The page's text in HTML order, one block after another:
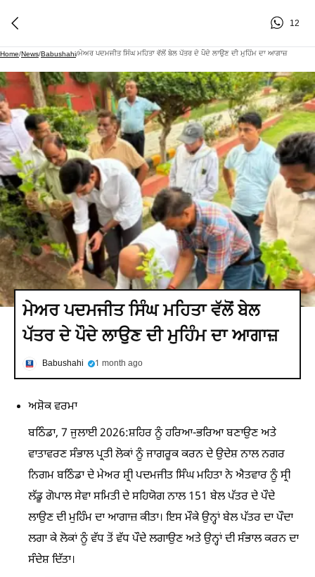
12
Home/News/Babushahi/ਮੇਅਰ ਪਦਮਜੀਤ ਸਿੰਘ ਮਹਿਤਾ ਵੱਲੋਂ ਬੇਲ ਪੱਤਰ ਦੇ ਪੌਦੇ ਲਾਉਣ ਦੀ ਮੁਹਿੰਮ ਦਾ ਆਗਾਜ਼
ਮੇਅਰ ਪਦਮਜੀਤ ਸਿੰਘ ਮਹਿਤਾ ਵੱਲੋਂ ਬੇਲ
ਪੱਤਰ ਦੇ ਪੌਦੇ ਲਾਉਣ ਦੀ ਮੁਹਿੰਮ ਦਾ ਆਗਾਜ਼
Babushahi 1 month ago
ਅਸ਼ੋਕ ਵਰਮਾ
ਬਠਿੰਡਾ, 7 ਜੁਲਾਈ 2026:ਸ਼ਹਿਰ ਨੂੰ ਹਰਿਆ-ਭਰਿਆ ਬਣਾਉਣ ਅਤੇ
ਵਾਤਾਵਰਣ ਸੰਭਾਲ ਪ੍ਰਤੀ ਲੋਕਾਂ ਨੂੰ ਜਾਗਰੂਕ ਕਰਨ ਦੇ ਉਦੇਸ਼ ਨਾਲ ਨਗਰ
ਨਿਗਮ ਬਠਿੰਡਾ ਦੇ ਮੇਅਰ ਸ਼੍ਰੀ ਪਦਮਜੀਤ ਸਿੰਘ ਮਹਿਤਾ ਨੇ ਐਤਵਾਰ ਨੂੰ ਸ੍ਰੀ
ਲੱਡੂ ਗੋਪਾਲ ਸੇਵਾ ਸਮਿਤੀ ਦੇ ਸਹਿਯੋਗ ਨਾਲ 151 ਬੇਲ ਪੱਤਰ ਦੇ ਪੌਦੇ
ਲਾਉਣ ਦੀ ਮੁਹਿੰਮ ਦਾ ਆਗਾਜ਼ ਕੀਤਾ। ਇਸ ਮੌਕੇ ਉਨ੍ਹਾਂ ਬੇਲ ਪੱਤਰ ਦਾ ਪੌਦਾ
ਲਗਾ ਕੇ ਲੋਕਾਂ ਨੂੰ ਵੱਧ ਤੋਂ ਵੱਧ ਪੌਦੇ ਲਗਾਉਣ ਅਤੇ ਉਨ੍ਹਾਂ ਦੀ ਸੰਭਾਲ ਕਰਨ ਦਾ
ਸੰਦੇਸ਼ ਦਿੱਤਾ।